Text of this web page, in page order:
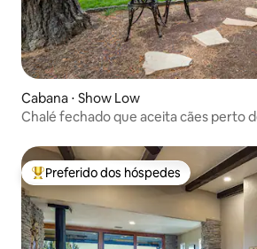
Cabana ⋅ Show Low
Chalé fechado que aceita cães perto
Entre os melhores preferidos dos
Preferido dos hóspedes